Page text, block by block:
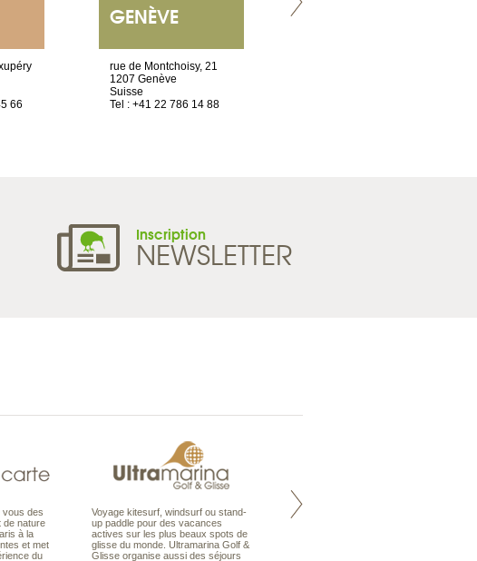
66
GENÈVE
rue de Montchoisy, 21
1207 Genève
Suisse
Tel : +41 22 786 14 88
Inscription
NEWSLETTER
vous des
de nature
à la
et met
du
Voyage kitesurf, windsurf ou stand-
up paddle pour des vacances
actives sur les plus beaux spots de
glisse du monde. Ultramarina Golf &
Glisse organise aussi des séjours
Maldives à la Carte propose tous